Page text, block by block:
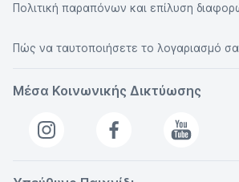
Πολιτική παραπόνων και επίλυση
Πώς να ταυτοποιήσετε το λογαριασμό
Μέσα Κοινωνικής Δικτύωσης